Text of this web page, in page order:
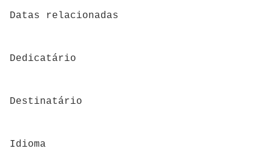
Datas relacionadas
Dedicatário
Destinatário
Idioma